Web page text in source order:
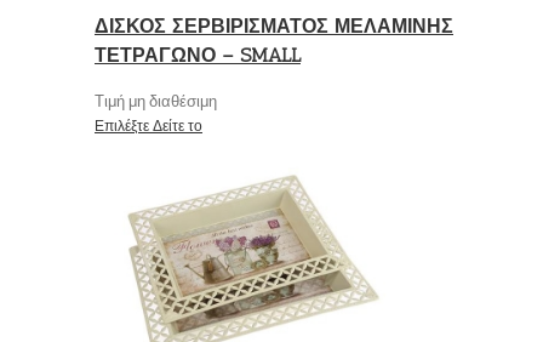
ΔΙΣΚΟΣ ΣΕΡΒΙΡΙΣΜΑΤΟΣ ΜΕΛΑΜΙΝΗΣ
ΤΕΤΡΑΓΩΝΟ – SMALL
Τιμή μη διαθέσιμη
Επιλέξτε Δείτε το